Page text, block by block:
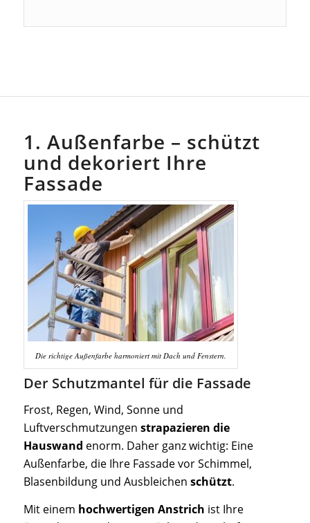
1. Außenfarbe – schützt
und dekoriert Ihre
Fassade
Die richtige Außenfarbe harmoniert mit Dach und Fenstern.
Der Schutzmantel für die Fassade
Frost, Regen, Wind, Sonne und
Luftverschmutzungen strapazieren die
Hauswand enorm. Daher ganz wichtig: Eine
Außenfarbe, die Ihre Fassade vor Schimmel,
Blasenbildung und Ausbleichen schützt.
Mit einem hochwertigen Anstrich ist Ihre